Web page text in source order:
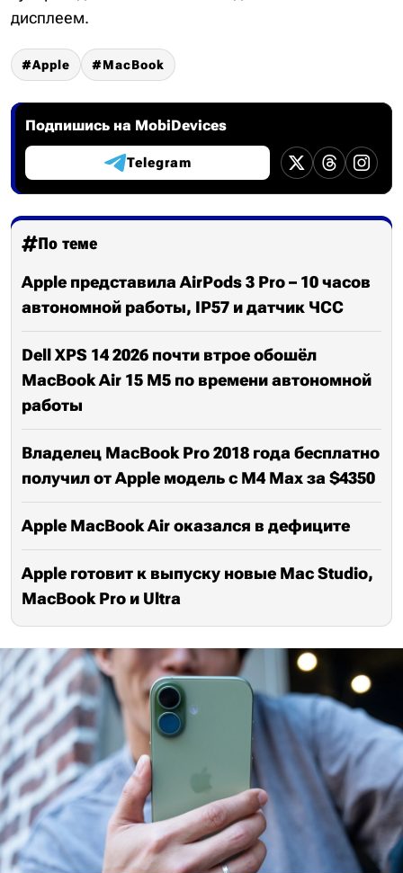
дисплеем.
Apple MacBook
Подпишись на MobiDevices
Telegram
По теме
Apple представила AirPods 3 Pro – 10 часов
автономной работы, IP57 и датчик ЧСС
Dell XPS 14 2026 почти втрое обошёл
MacBook Air 15 M5 по времени автономной
работы
Владелец MacBook Pro 2018 года бесплатно
получил от Apple модель с M4 Max за $4350
Apple MacBook Air оказался в дефиците
Apple готовит к выпуску новые Mac Studio,
MacBook Pro и Ultra